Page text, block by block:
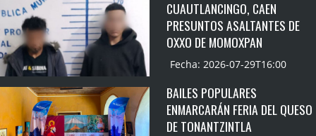
CUAUTLANCINGO, CAEN
PRESUNTOS ASALTANTES DE
OXXO DE MOMOXPAN
Fecha: 2026-07-29T16:00
BAILES POPULARES
ENMARCARÁN FERIA DEL QUESO
DE TONANTZINTLA